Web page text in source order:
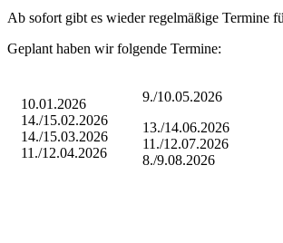
Ab sofort gibt es wieder regelmäßige Termine
Geplant haben wir folgende Termine:
10.01.2026
14./15.02.2026
14./15.03.2026
11./12.04.2026
9./10.05.2026
13./14.06.2026
11./12.07.2026
8./9.08.2026